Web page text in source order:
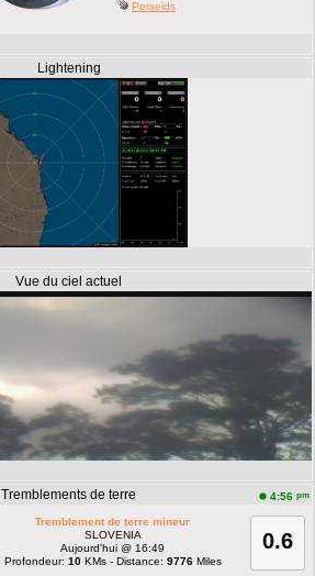
Perseids
Lightening
Vue du ciel actuel
Tremblements de terre 4:56 pm
0.6
Tremblement de terre mineur
SLOVENIA
Aujourd'hui @ 16:49
Profondeur: 10KMs - Distance: 9776Miles